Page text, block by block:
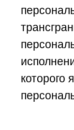
которого